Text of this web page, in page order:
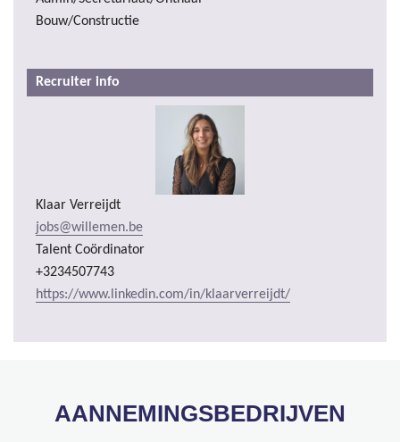
Bouw/Constructie
Recruiter info
Klaar Verreijdt
jobs@willemen.be
Talent Coördinator
+3234507743
https://www.linkedin.com/in/klaarverreijdt/
AANNEMINGSBEDRIJVEN